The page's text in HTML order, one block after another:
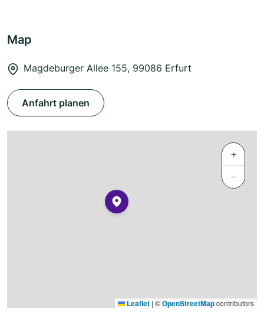
Map
Magdeburger Allee 155, 99086 Erfurt
Anfahrt planen
+
−
Leaflet | ©OpenStreetMapcontributors